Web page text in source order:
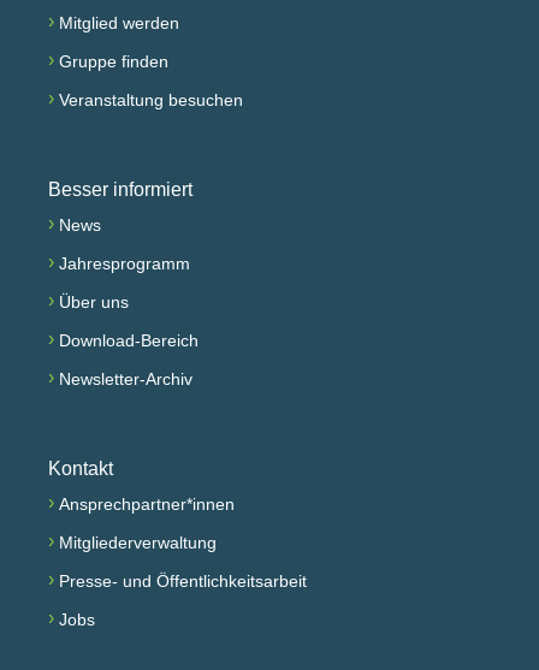
› Mitglied werden
› Gruppe finden
› Veranstaltung besuchen
Besser informiert
› News
› Jahresprogramm
› Über uns
› Download-Bereich
› Newsletter-Archiv
Kontakt
› Ansprechpartner*innen
› Mitgliederverwaltung
› Presse- und Öffentlichkeitsarbeit
› Jobs